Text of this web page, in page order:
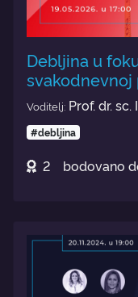
Debljina u
svakodnevnoj
Voditelj: Prof. dr.
#debljina
2 bodovano